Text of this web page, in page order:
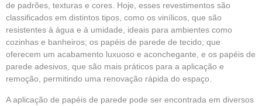
de padrões, texturas e cores. Hoje, esses revestimentos são
classificados em distintos tipos, como os vinílicos, que são
resistentes à água e à umidade, ideais para ambientes como
cozinhas e banheiros; os papéis de parede de tecido, que
oferecem um acabamento luxuoso e aconchegante, e os papéis de
parede adesivos, que são mais práticos para a aplicação e
remoção, permitindo uma renovação rápida do espaço.
A aplicação de papéis de parede pode ser encontrada em diversos